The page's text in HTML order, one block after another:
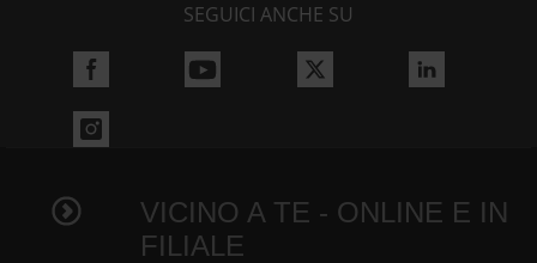
SEGUICI ANCHE SU
VICINO A TE - ONLINE E IN
FILIALE